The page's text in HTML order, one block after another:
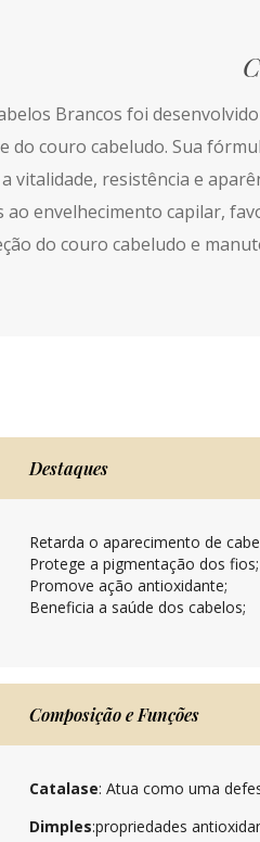
Brancos foi
do couro cabeludo. Sua
vitalidade, resistência e
ao envelhecimento capilar,
do couro cabeludo e
Destaques
Retarda o aparecimento de
Protege a pigmentação dos fios;
Promove ação antioxidante;
Beneficia a saúde dos cabelos;
Composição e Funções
Catalase: Atua como uma
Dimples:propriedades